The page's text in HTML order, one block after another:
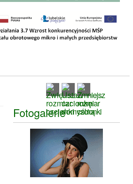
Fotogalerie